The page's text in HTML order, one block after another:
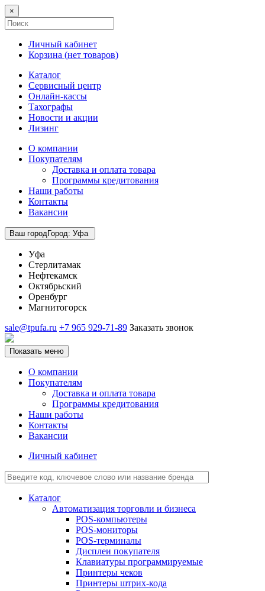
×
Личный кабинет
Корзина (нет товаров)
Каталог
Сервисный центр
Онлайн-кассы
Тахографы
Новости и акции
Лизинг
О компании
Покупателям
Доставка и оплата товара
Программы кредитования
Наши работы
Контакты
Вакансии
Ваш городГород: Уфа
Уфа
Стерлитамак
Нефтекамск
Октябрьский
Оренбург
Магнитогорск
sale@tpufa.ru +7 965 929-71-89 Заказать звонок
Показать меню
О компании
Покупателям
Доставка и оплата товара
Программы кредитования
Наши работы
Контакты
Вакансии
Личный кабинет
Каталог
Автоматизация торговли и бизнеса
POS-компьютеры
POS-мониторы
POS-терминалы
Дисплеи покупателя
Клавиатуры программируемые
Принтеры чеков
Принтеры штрих-кода